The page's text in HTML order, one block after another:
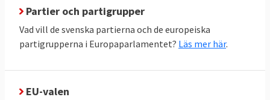
kommissionen och kan även avsätta
kommissionen i sin helhet.
också ett vidare opinionsmässigt inflytande.
Partier och partigrupper
Vad vill de svenska partierna och de europeiska
partigrupperna i Europaparlamentet? Läs mer här.
EU-valen